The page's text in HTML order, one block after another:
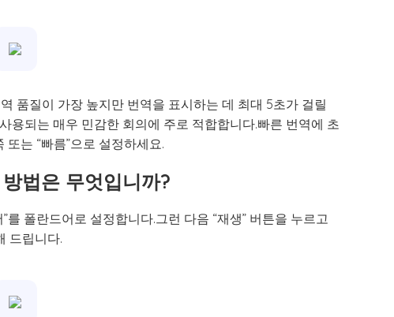
품질이 가장 높지만 번역을 표시하는 데 최대 5초가 걸릴
용되는 매우 민감한 회의에 주로 적합합니다.빠른 번역에 초
는 “빠름”으로 설정하세요.
법은 무엇입니까?
를 폴란드어로 설정합니다.그런 다음 “재생” 버튼을 누르고
드립니다.